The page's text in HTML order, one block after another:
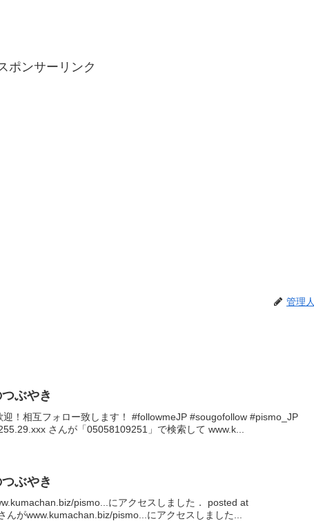
ポンサーリンク
管理人
ぶやき
迎！相互フォロー致します！ #followmeJP #sougofollow #pismo_JP
さんが「05058109251」で検索して www.k...
ぶやき
pismo...にアクセスしました． posted at
んがwww.kumachan.biz/pismo...にアクセスしました...